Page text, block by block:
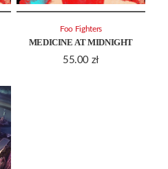
MEDICINE AT MIDNIGHT
55.00 zł
Foo Fighters